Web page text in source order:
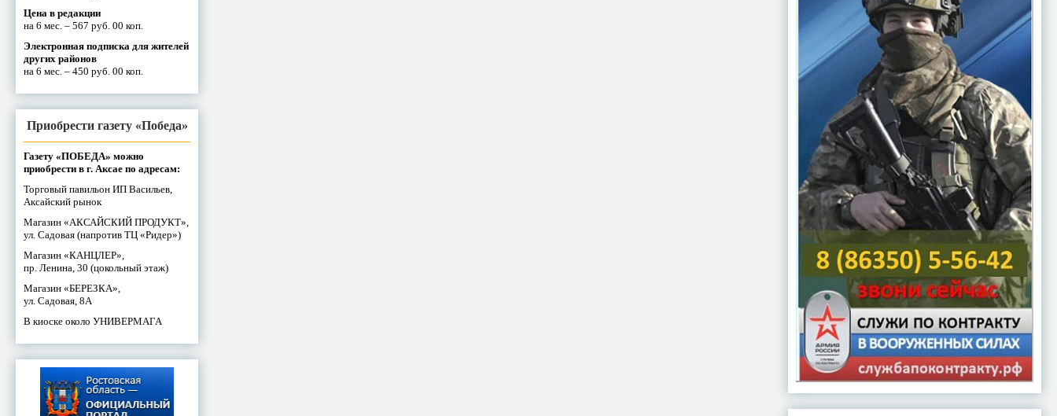
Цена в редакции
на 6 мес. – 567 руб. 00 коп.
Электронная подписка для жителей
других районов
на 6 мес. – 450 руб. 00 коп.
Приобрести газету «Победа»
Газету «ПОБЕДА» можно
приобрести в г. Аксае по адресам:
Торговый павильон ИП Васильев,
Аксайский рынок
Магазин «АКСАЙСКИЙ ПРОДУКТ»,
ул. Садовая (напротив ТЦ «Ридер»)
Магазин «КАНЦЛЕР»,
пр. Ленина, 30 (цокольный этаж)
Магазин «БЕРЕЗКА»,
ул. Садовая, 8А
В киоске около УНИВЕРМАГА